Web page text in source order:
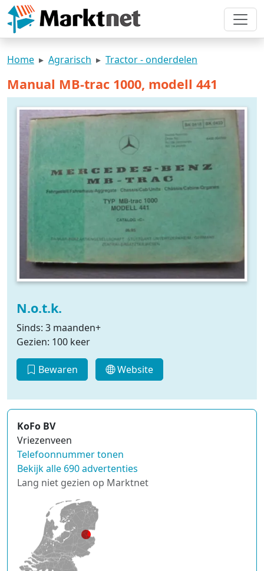
Home Agrarisch Tractor - onderdelen
Manual MB-trac 1000, modell 441
N.o.t.k.
Sinds: 3 maanden+
Gezien: 100 keer
Bewaren Website
KoFo BV
Vriezenveen
Telefoonnummer tonen
Bekijk alle 690 advertenties
Lang niet gezien op Marktnet